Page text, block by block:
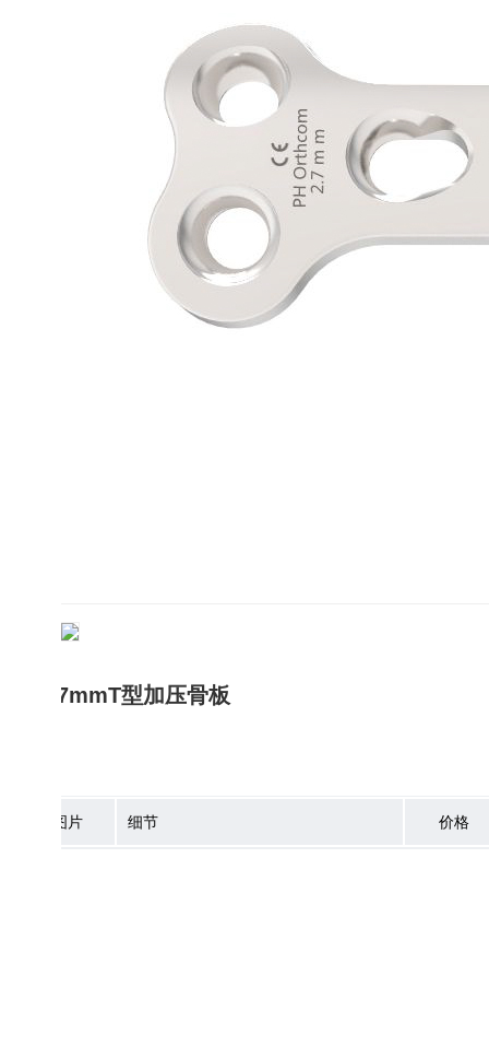
2.7mmT型加压骨板
图片 细节 价格